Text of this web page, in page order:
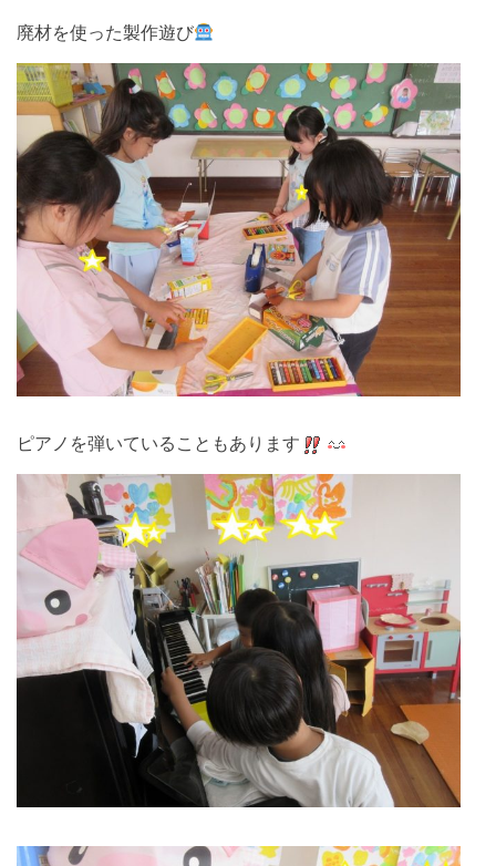
廃材を使った製作遊び
ピアノを弾いていることもあります